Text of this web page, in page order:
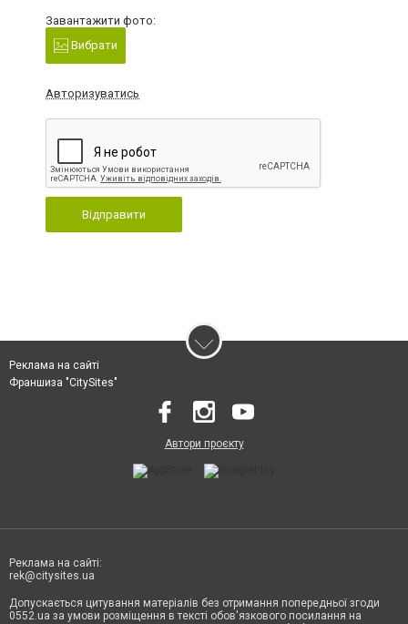
Завантажити фото:
Вибрати
Авторизуватись
Відправити
Реклама на сайті
Франшиза "CitySites"
Автори проєкту
Реклама на сайті:
rek@citysites.ua
Допускається цитування матеріалів без отримання попередньої згоди
0552.ua за умови розміщення в тексті обов'язкового посилання на